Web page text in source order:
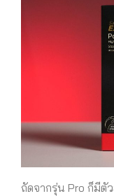
ถัดจากรุ่น Pro ก็มีตั